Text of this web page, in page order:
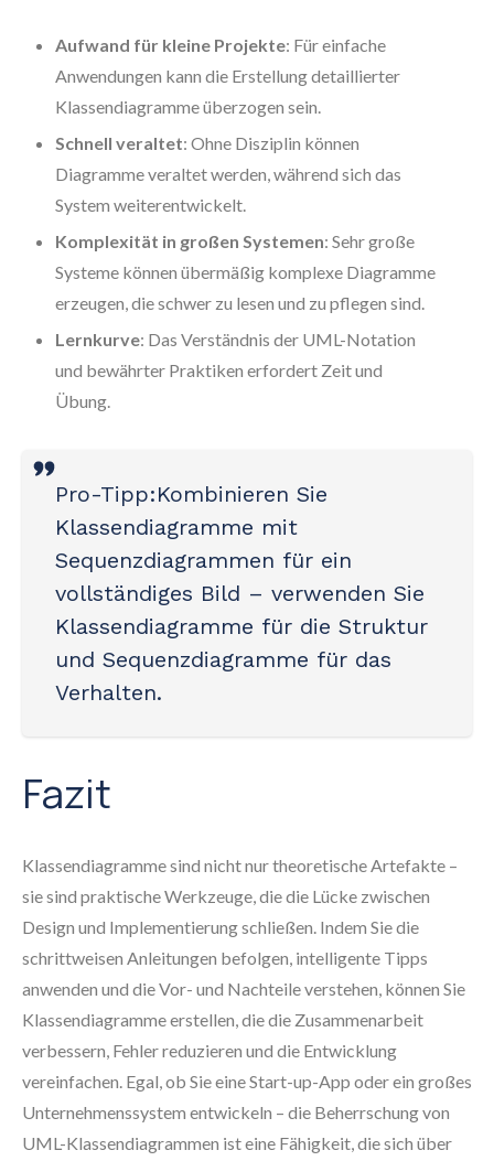
Aufwand für kleine Projekte: Für einfache
Anwendungen kann die Erstellung detaillierter
Klassendiagramme überzogen sein.
Schnell veraltet: Ohne Disziplin können
Diagramme veraltet werden, während sich das
System weiterentwickelt.
Komplexität in großen Systemen: Sehr große
Systeme können übermäßig komplexe Diagramme
erzeugen, die schwer zu lesen und zu pflegen sind.
Lernkurve: Das Verständnis der UML-Notation
und bewährter Praktiken erfordert Zeit und
Übung.
Pro-Tipp:Kombinieren Sie
Klassendiagramme mit
Sequenzdiagrammen für ein
vollständiges Bild – verwenden Sie
Klassendiagramme für die Struktur
und Sequenzdiagramme für das
Verhalten.
Fazit
Klassendiagramme sind nicht nur theoretische Artefakte –
sie sind praktische Werkzeuge, die die Lücke zwischen
Design und Implementierung schließen. Indem Sie die
schrittweisen Anleitungen befolgen, intelligente Tipps
anwenden und die Vor- und Nachteile verstehen, können Sie
Klassendiagramme erstellen, die die Zusammenarbeit
verbessern, Fehler reduzieren und die Entwicklung
vereinfachen. Egal, ob Sie eine Start-up-App oder ein großes
Unternehmenssystem entwickeln – die Beherrschung von
UML-Klassendiagrammen ist eine Fähigkeit, die sich über